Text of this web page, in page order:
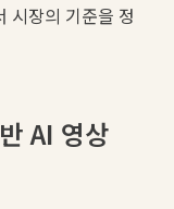
시장의 기준을 정
AI 영상